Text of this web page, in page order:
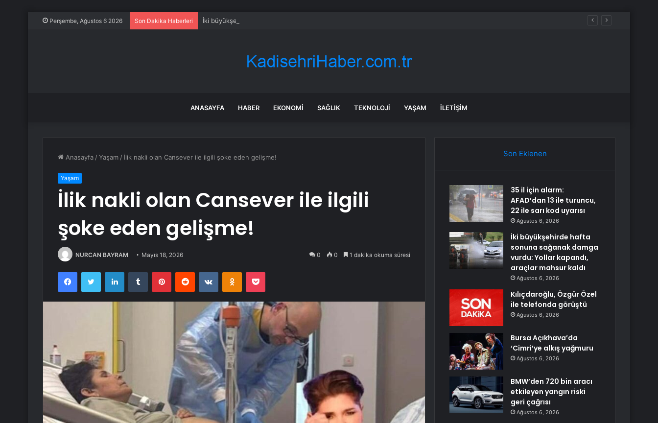
Perşembe, Ağustos 6 2026 Son Dakika Haberleri İki büyükşehirde hafta sonuna sağanak damga vurdu: Yollar kapandı, araçlar mahsur kaldı
ANASAYFA HABER EKONOMI SAĞLIK TEKNOLOJI YAŞAM İLETIŞIM
Anasayfa /Yaşam / İlik nakli olan Cansever ile ilgili şoke eden gelişme!
Yaşam
İlik nakli olan Cansever ile ilgili
şoke eden gelişme!
NURCAN BAYRAM Mayıs 18, 2026 0 0 1 dakika okuma süresi
FacebookTwitter LinkedInTumblr PinterestReddit VKontakteOdnoklassniki
Pocket
Son Eklenen
35 il için alarm:
AFAD’dan 13 ile turuncu,
22 ile sarı kod uyarısı
Ağustos 6, 2026
İki büyükşehirde hafta
sonuna sağanak damga
vurdu: Yollar kapandı,
araçlar mahsur kaldı
Ağustos 6, 2026
Kılıçdaroğlu, Özgür Özel
ile telefonda görüştü
Ağustos 6, 2026
Bursa Açıkhava’da
‘Cimri’ye alkış yağmuru
Ağustos 6, 2026
BMW’den 720 bin aracı
etkileyen yangın riski
geri çağrısı
Ağustos 6, 2026